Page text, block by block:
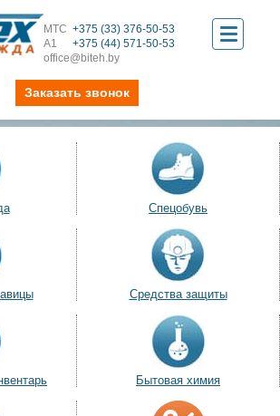
МТС +375 (33) 376-50-53
А1
+375 (44) 571-50-53
office@biteh.by
Toggle
Заказать звонок
Спецобувь
Средства защиты
Бытовая химия